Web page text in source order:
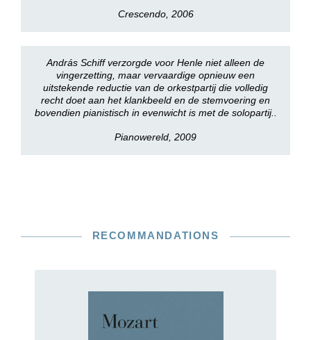
Crescendo, 2006
András Schiff verzorgde voor Henle niet alleen de
vingerzetting, maar vervaardige opnieuw een
uitstekende reductie van de orkestpartij die volledig
recht doet aan het klankbeeld en de stemvoering en
bovendien pianistisch in evenwicht is met de solopartij..
Pianowereld, 2009
RECOMMANDATIONS